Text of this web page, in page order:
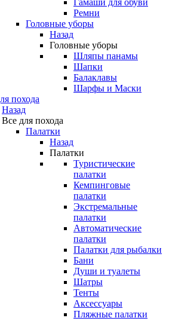
Гамаши для обуви
Ремни
Головные уборы
Назад
Головные уборы
Шляпы панамы
Шапки
Балаклавы
Шарфы и Маски
похода
Назад
Все для похода
Палатки
Назад
Палатки
Туристические
палатки
Кемпинговые
палатки
Экстремальные
палатки
Автоматические
палатки
Палатки для рыбалки
Бани
Души и туалеты
Шатры
Тенты
Аксессуары
Пляжные палатки